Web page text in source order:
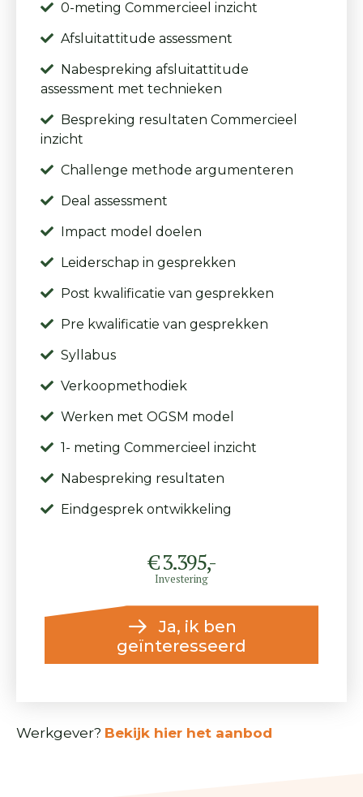
0-meting Commercieel inzicht
Afsluitattitude assessment
Nabespreking afsluitattitude
assessment met technieken
Bespreking resultaten Commercieel
inzicht
Challenge methode argumenteren
Deal assessment
Impact model doelen
Leiderschap in gesprekken
Post kwalificatie van gesprekken
Pre kwalificatie van gesprekken
Syllabus
Verkoopmethodiek
Werken met OGSM model
1- meting Commercieel inzicht
Nabespreking resultaten
Eindgesprek ontwikkeling
€ 3.395,-
Investering
Ja, ik ben
geïnteresseerd
Werkgever? Bekijk hier het aanbod